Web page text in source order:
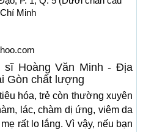
Minh
sĩ Hoàng Văn Minh - Địa
Gòn chất lượng
hóa, trẻ còn thường xuyên
lác, chàm dị ứng, viêm da
rất lo lắng. Vì vậy, nếu bạn